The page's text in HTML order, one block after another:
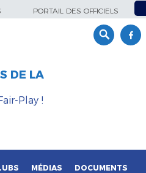
PORTAIL DES OFFICIELS
DE LA
Play !
MÉDIAS DOCUMENTS